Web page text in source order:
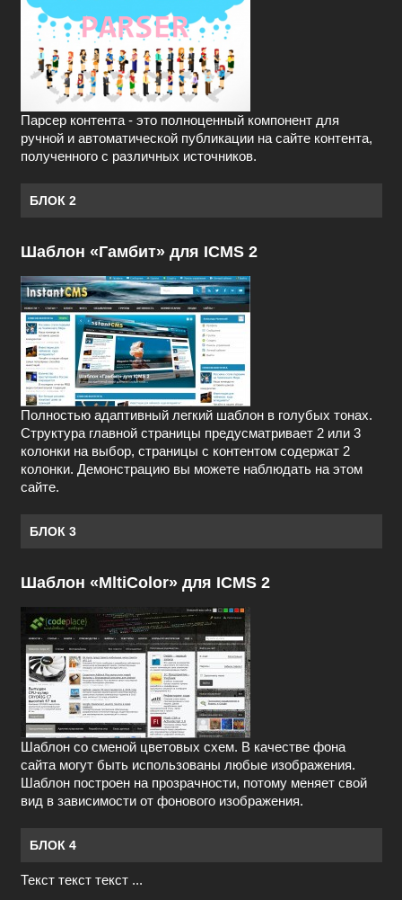
Парсер контента - это полноценный компонент для
ручной и автоматической публикации на сайте контента,
полученного с различных источников.
БЛОК 2
Шаблон «Гамбит» для ICMS 2
Полностью адаптивный легкий шаблон в голубых тонах.
Структура главной страницы предусматривает 2 или 3
колонки на выбор, страницы с контентом содержат 2
колонки. Демонстрацию вы можете наблюдать на этом
сайте.
БЛОК 3
Шаблон «MltiColor» для ICMS 2
Шаблон со сменой цветовых схем. В качестве фона
сайта могут быть использованы любые изображения.
Шаблон построен на прозрачности, потому меняет свой
вид в зависимости от фонового изображения.
БЛОК 4
Текст текст текст ...